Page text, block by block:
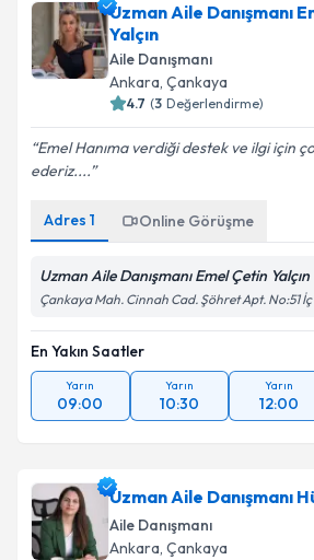
Uzman Aile Danışmanı
Yalçın
Aile Danışmanı
Ankara, Çankaya
4.7 (3 Değerlendirme)
Emel Hanıma verdiği destek ve ilgi için
ederiz....
Adres 1 Online Görüşme
Uzman Aile Danışmanı Emel Çetin Yalçın
Çankaya Mah. Cinnah Cad. Şöhret Apt. No:51 İç
En Yakın Saatler
Yarın
09:00
Yarın
10:30
Yarın
12:00
Uzman Aile Danışmanı
Aile Danışmanı
Ankara, Çankaya